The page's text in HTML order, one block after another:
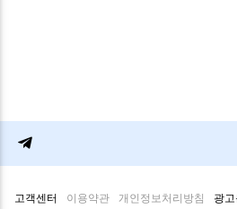
고객센터 이용약관 개인정보처리방침 광